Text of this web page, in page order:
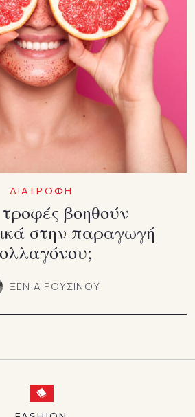
ΔΙΑΤΡΟΦΗ
βοηθούν
στην παραγωγή
ΞΕΝΙΑ ΡΟΥΣΙΝΟΥ